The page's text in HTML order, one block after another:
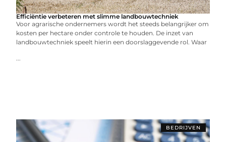
Efficiëntie verbeteren met slimme landbouwtechniek
Voor agrarische ondernemers wordt het steeds belangrijker om
kosten per hectare onder controle te houden. De inzet van
landbouwtechniek speelt hierin een doorslaggevende rol. Waar
...
BEDRIJVEN